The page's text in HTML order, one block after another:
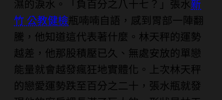
濕的淚水。「負百分之八十七？」張水新
竹 公教健檢瓶喃喃自語，感到胃部一陣翻
騰，他知道這代表著什麼。林天秤的運勢
越差，他那股積壓已久、無處安放的單戀
能量就會越發瘋狂地實體化。上次林天秤
的戀愛運勢跌至百分之二十，張水瓶就發